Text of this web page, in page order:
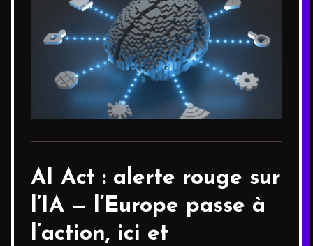
AI Act : alerte rouge sur
l’IA — l’Europe passe à
l’action, ici et